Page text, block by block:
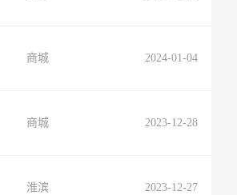
商城 2024-01-04
商城 2023-12-28
淮滨 2023-12-27